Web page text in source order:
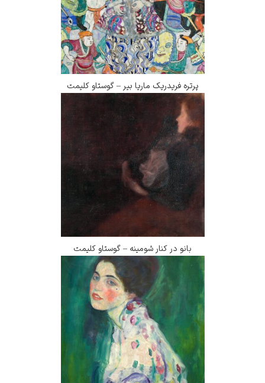
پرتره فریدریک ماریا بیر – گوستاو کلیمت
بانو در کنار شومینه – گوستاو کلیمت